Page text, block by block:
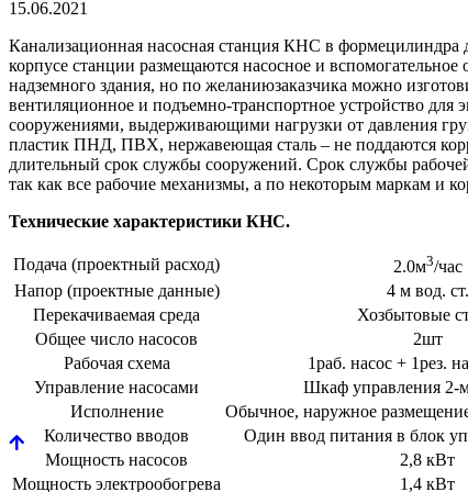
15.06.2021
Канализационная насосная станция КНС в
корпусе станции размещаются насосное и
надземного здания, но по желаниюзаказчика можно
вентиляционное и подъемно-транспортное устройство
сооружениями, выдерживающими нагрузки от давления
пластик ПНД, ПВХ, нержавеющая сталь – не поддаются
длительный срок службы сооружений. Срок службы
так как все рабочие механизмы, а по некоторым маркам и
Технические характеристики КНС.
Подача (проектный расход) 2.0м3/час
Напор (проектные данные)
4 м вод. ст.
Перекачиваемая среда
Хозбытовые
Общее число насосов
2шт
Рабочая схема
1раб. насос + 1рез.
Управление насосами
Шкаф управления 2-
Исполнение
Обычное, наружное
Количество вводов
Один ввод питания в блок
Мощность насосов
2,8 кВт
Мощность электрообогрева
1,4 кВт